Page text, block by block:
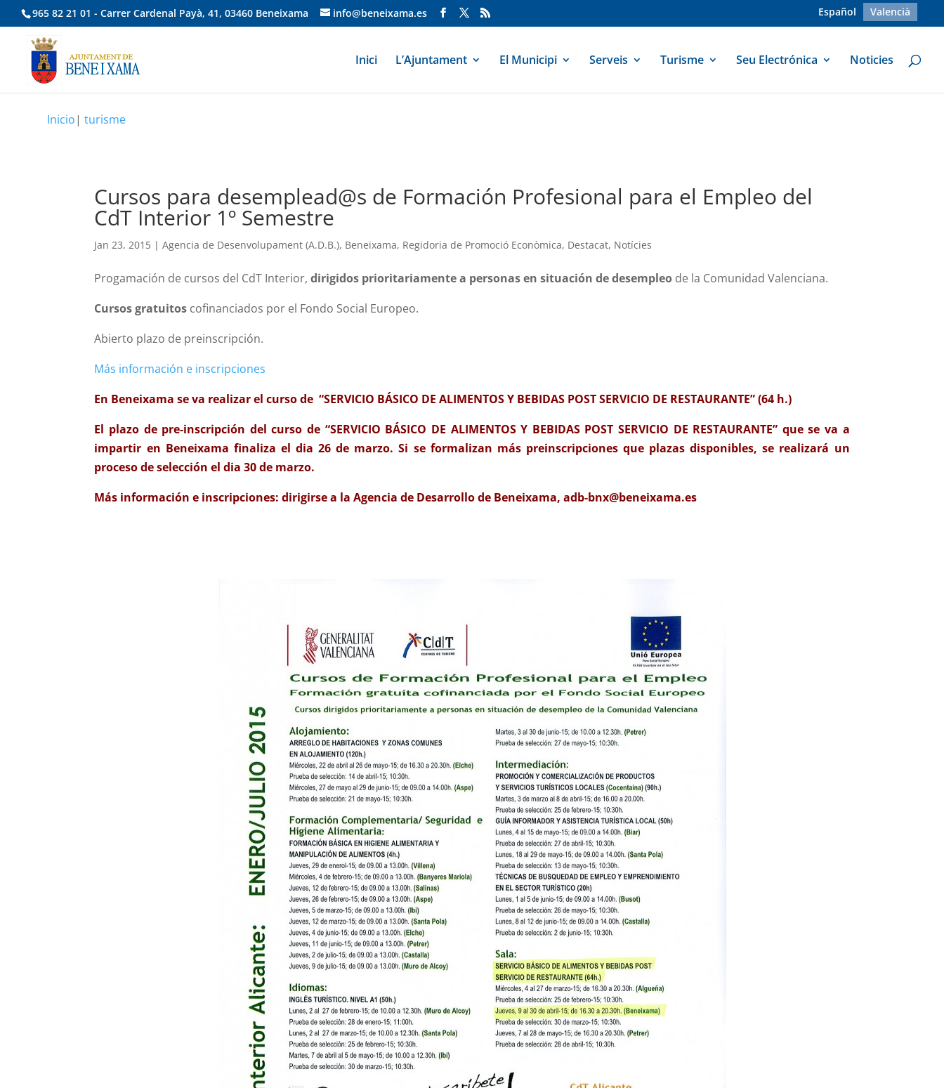
965 82 21 01 - Carrer Cardenal Payà, 41, 03460 Beneixama info@beneixama.es Español Valencià
Inici L’Ajuntament El Municipi Serveis Turisme Seu Electrónica Noticies
Inicio|turisme
Cursos para desemplead@s de Formación Profesional para el Empleo del
CdT Interior 1º Semestre
Jan 23, 2015 |Agencia de Desenvolupament (A.D.B.), Beneixama, Regidoria de Promoció Econòmica, Destacat, Notícies
Progamación de cursos del CdT Interior,dirigidos prioritariamente a personas en situación de desempleo de la Comunidad Valenciana.
Cursos gratuitos cofinanciados por el Fondo Social Europeo.
Abierto plazo de preinscripción.
Más información e inscripciones
En Beneixama se va realizar el curso de “SERVICIO BÁSICO DE ALIMENTOS Y BEBIDAS POST SERVICIO DE RESTAURANTE” (64 h.)
El plazo de pre-inscripción del curso de “SERVICIO BÁSICO DE ALIMENTOS Y BEBIDAS POST SERVICIO DE RESTAURANTE” que se va a
impartir en Beneixama finaliza el dia 26 de marzo. Si se formalizan más preinscripciones que plazas disponibles, se realizará un
proceso de selección el dia 30 de marzo.
Más información e inscripciones: dirigirse a la Agencia de Desarrollo de Beneixama, adb-bnx@beneixama.es